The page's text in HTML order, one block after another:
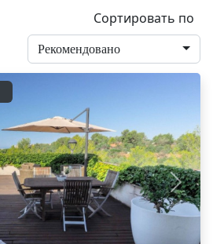
Сортировать по
Рекомендовано
Next